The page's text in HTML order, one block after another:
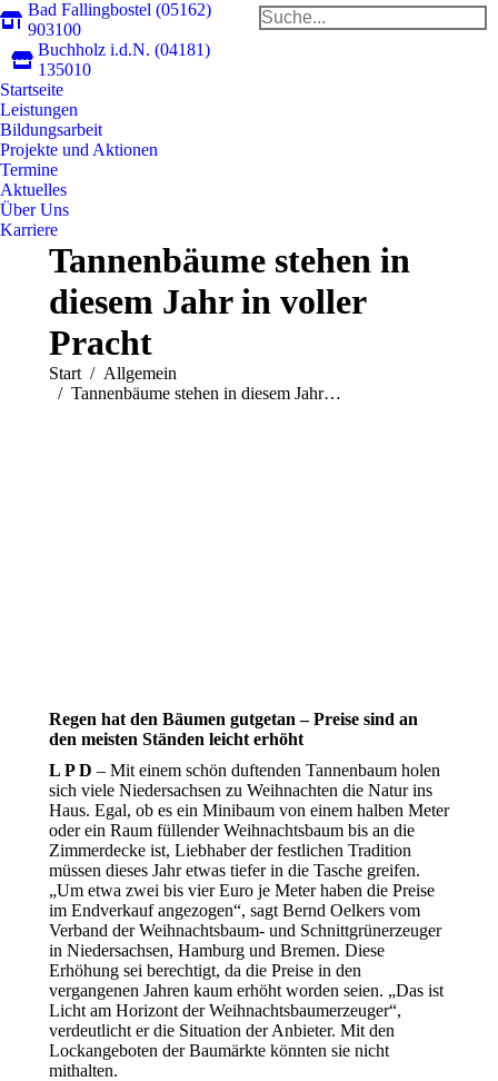
Bad Fallingbostel (05162)
903100
Buchholz i.d.N. (04181)
135010
Search:
Startseite
Leistungen
Bildungsarbeit
Projekte und Aktionen
Termine
Aktuelles
Über Uns
Karriere
Tannenbäume stehen in
diesem Jahr in voller
Pracht
Sie befinden sich hier:
Start
Allgemein
Tannenbäume stehen in diesem Jahr…
Regen hat den Bäumen gutgetan – Preise sind an
den meisten Ständen leicht erhöht
L P D – Mit einem schön duftenden Tannenbaum holen
sich viele Niedersachsen zu Weihnachten die Natur ins
Haus. Egal, ob es ein Minibaum von einem halben Meter
oder ein Raum füllender Weihnachtsbaum bis an die
Zimmerdecke ist, Liebhaber der festlichen Tradition
müssen dieses Jahr etwas tiefer in die Tasche greifen.
„Um etwa zwei bis vier Euro je Meter haben die Preise
im Endverkauf angezogen“, sagt Bernd Oelkers vom
Verband der Weihnachtsbaum- und Schnittgrünerzeuger
in Niedersachsen, Hamburg und Bremen. Diese
Erhöhung sei berechtigt, da die Preise in den
vergangenen Jahren kaum erhöht worden seien. „Das ist
Licht am Horizont der Weihnachtsbaumerzeuger“,
verdeutlicht er die Situation der Anbieter. Mit den
Lockangeboten der Baumärkte könnten sie nicht
mithalten.